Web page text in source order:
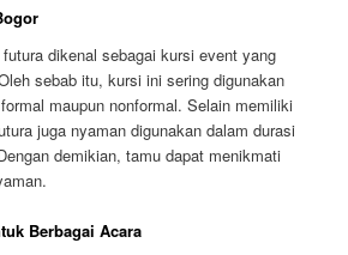
dikenal sebagai kursi event yang
sebab itu, kursi ini sering digunakan
maupun nonformal. Selain memiliki
juga nyaman digunakan dalam durasi
demikian, tamu dapat menikmati
Berbagai Acara